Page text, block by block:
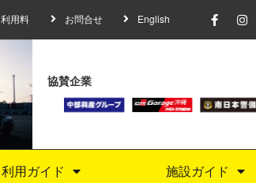
利用料 お問合せ English
協賛企業
利用ガイド 施設ガイド